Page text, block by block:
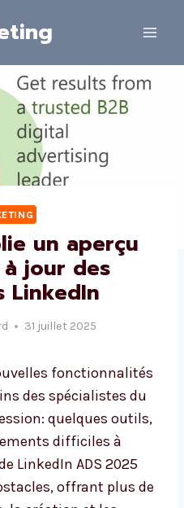
un aperçu
jour des
LinkedIn
31 juillet 2025
fonctionnalités
des spécialistes du
quelques outils,
difficiles à
LinkedIn ADS 2025
offrant plus de